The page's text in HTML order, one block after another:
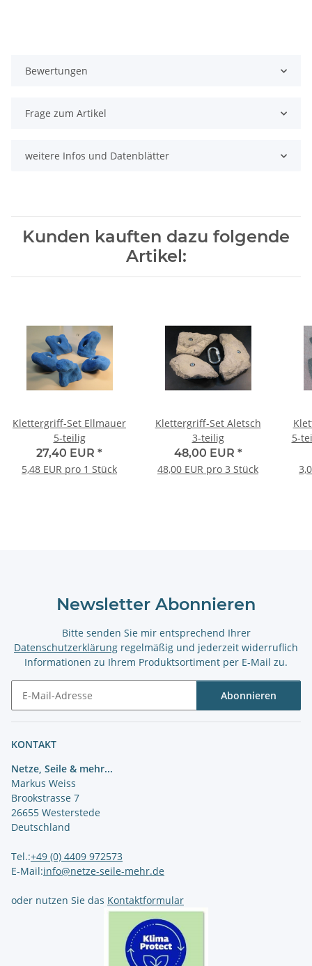
Bewertungen
Frage zum Artikel
weitere Infos und Datenblätter
Kunden kauften dazu folgende
Artikel:
Klettergriff-Set Ellmauer
5-teilig
27,40 EUR *
5,48 EUR pro 1 Stück
Klettergriff-Set Aletsch
3-teilig
48,00 EUR *
48,00 EUR pro 3 Stück
5-
Newsletter Abonnieren
Bitte senden Sie mir entsprechend Ihrer
Datenschutzerklärung regelmäßig und jederzeit widerruflich
Informationen zu Ihrem Produktsortiment per E-Mail zu.
Abonnieren
KONTAKT
Netze, Seile & mehr...
Markus Weiss
Brookstrasse 7
26655 Westerstede
Deutschland
Tel.:+49 (0) 4409 972573
E-Mail:info@netze-seile-mehr.de
oder nutzen Sie das Kontaktformular